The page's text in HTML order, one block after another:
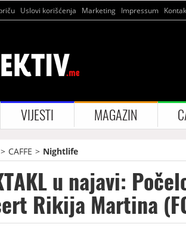
Uslovi korišćenja Marketing Impressum
VIJESTI MAGAZIN
CAFFE Nightlife
u najavi:
Rikija Martina